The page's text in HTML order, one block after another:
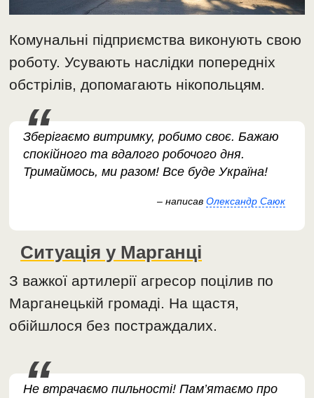
Комунальні підприємства виконують свою
роботу. Усувають наслідки попередніх
обстрілів, допомагають нікопольцям.
Зберігаємо витримку, робимо своє. Бажаю
спокійного та вдалого робочого дня.
Тримаймось, ми разом! Все буде Україна!
– написав Олександр Саюк
Ситуація у Марганці
З важкої артилерії агресор поцілив по
Марганецькій громаді. На щастя,
обійшлося без постраждалих.
Не втрачаємо пильності! Пам’ятаємо про